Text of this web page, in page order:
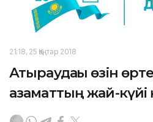
21:18, 25 Қаңтар 2018
Атыраудағы өзін
азаматтың жай-күйі